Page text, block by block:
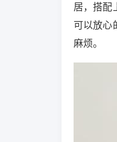
居，搭配
可以放心
麻烦。